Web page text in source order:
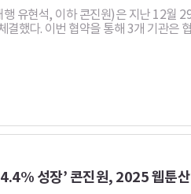
유현석, 이하 콘진원)은 지난 12월
결했다. 이번 협약을 통해 3개 기관은